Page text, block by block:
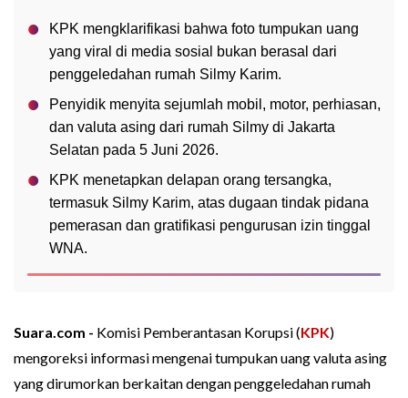
KPK mengklarifikasi bahwa foto tumpukan uang
yang viral di media sosial bukan berasal dari
penggeledahan rumah Silmy Karim.
Penyidik menyita sejumlah mobil, motor, perhiasan,
dan valuta asing dari rumah Silmy di Jakarta
Selatan pada 5 Juni 2026.
KPK menetapkan delapan orang tersangka,
termasuk Silmy Karim, atas dugaan tindak pidana
pemerasan dan gratifikasi pengurusan izin tinggal
WNA.
Suara.com - Komisi Pemberantasan Korupsi (KPK)
mengoreksi informasi mengenai tumpukan uang valuta asing
yang dirumorkan berkaitan dengan penggeledahan rumah